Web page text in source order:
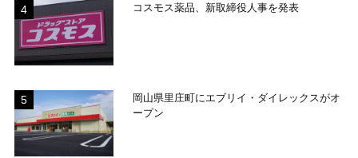
コスモス薬品、新取締役人事を発表
岡山県里庄町にエブリイ・ダイレックスがオ
ープン